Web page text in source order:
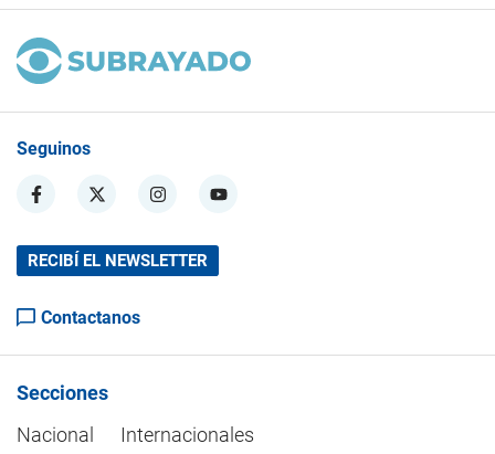
Seguinos
RECIBÍ EL NEWSLETTER
Contactanos
Secciones
Nacional
Internacionales